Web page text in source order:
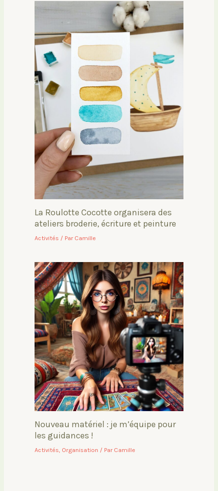
La Roulotte Cocotte organisera des
ateliers broderie, écriture et peinture
Activités / Par Camille
Nouveau matériel : je m’équipe pour
les guidances !
Activités Organisation / Par Camille